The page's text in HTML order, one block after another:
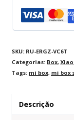
SKU: RU-ERGZ-VC6T
Categorias: Box,
Tags: mi box, mi box
Descrição